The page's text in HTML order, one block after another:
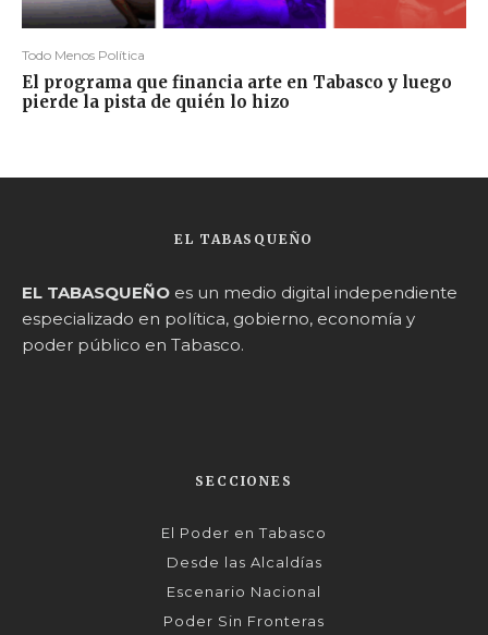
Todo Menos Política
El programa que financia arte en Tabasco y luego
pierde la pista de quién lo hizo
EL TABASQUEÑO
EL TABASQUEÑO es un medio digital independiente
especializado en política, gobierno, economía y
poder público en Tabasco.
SECCIONES
El Poder en Tabasco
Desde las Alcaldías
Escenario Nacional
Poder Sin Fronteras